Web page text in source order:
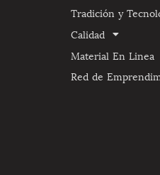
Tradición y
Calidad
Material En Linea
Red de